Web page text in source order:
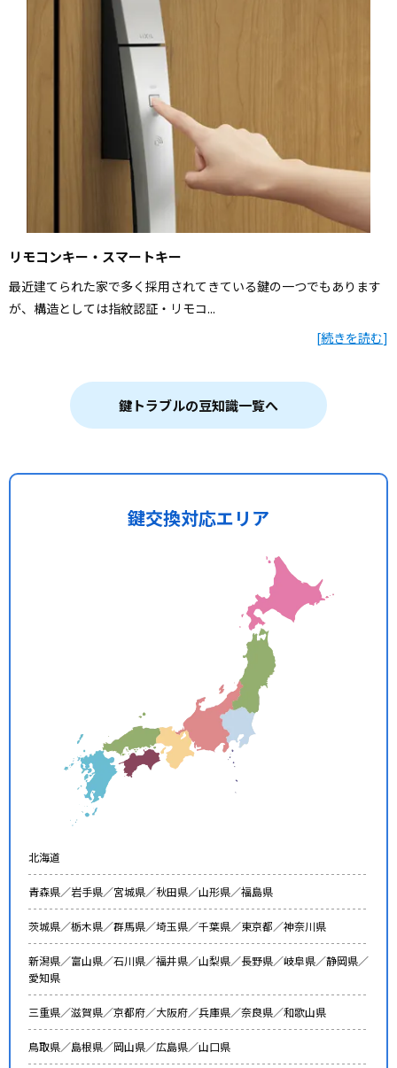
リモコンキー・スマートキー
最近建てられた家で多く採用されてきている鍵の一つでもあります
が、構造としては指紋認証・リモコ...
[続きを読む]
鍵トラブルの豆知識一覧へ
鍵交換対応エリア
北海道
青森県／岩手県／宮城県／秋田県／山形県／福島県
茨城県／栃木県／群馬県／埼玉県／千葉県／東京都／神奈川県
新潟県／富山県／石川県／福井県／山梨県／長野県／岐阜県／静岡県／
愛知県
三重県／滋賀県／京都府／大阪府／兵庫県／奈良県／和歌山県
鳥取県／島根県／岡山県／広島県／山口県